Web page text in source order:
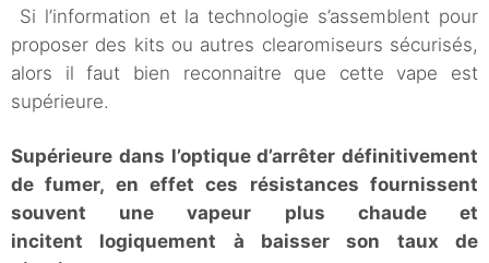
Si l’information et la technologie s’assemblent pour
proposer des kits ou autres clearomiseurs sécurisés,
alors il faut bien reconnaitre que cette vape est
supérieure.
Supérieure dans l’optique d’arrêter définitivement
de fumer, en effet ces résistances fournissent
souvent une vapeur plus chaude et
incitent logiquement à baisser son taux de